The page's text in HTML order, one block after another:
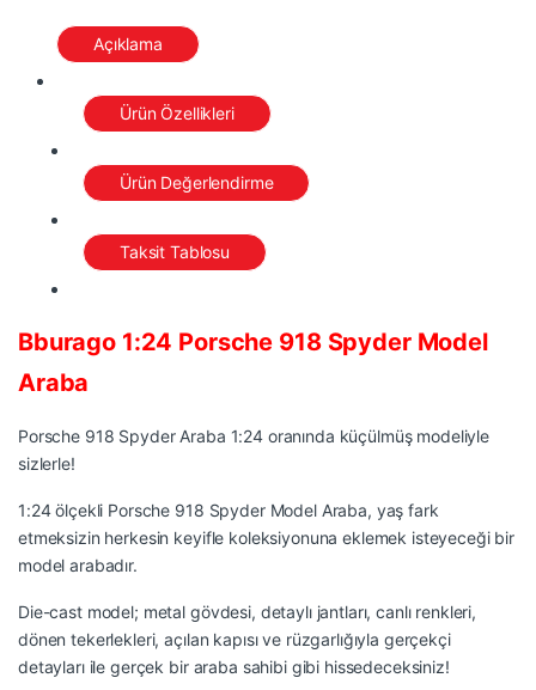
Açıklama
Ürün Özellikleri
Ürün Değerlendirme
Taksit Tablosu
Bburago 1:24 Porsche 918 Spyder Model
Araba
Porsche 918 Spyder Araba 1:24 oranında küçülmüş modeliyle
sizlerle!
1:24 ölçekli Porsche 918 Spyder Model Araba, yaş fark
etmeksizin herkesin keyifle koleksiyonuna eklemek isteyeceği bir
model arabadır.
Die-cast model; metal gövdesi, detaylı jantları, canlı renkleri,
dönen tekerlekleri, açılan kapısı ve rüzgarlığıyla gerçekçi
detayları ile gerçek bir araba sahibi gibi hissedeceksiniz!